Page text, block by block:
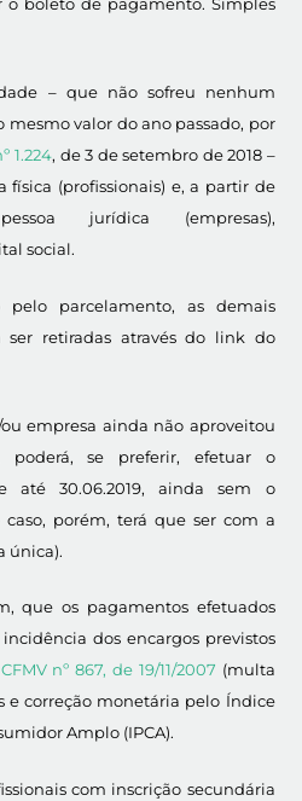
o boleto de pagamento. Simples
– que não sofreu nenhum
valor do ano passado, por
1.224, de 3 de setembro de 2018 –
física (profissionais) e, a partir de
jurídica (empresas),
social.
parcelamento, as demais
ser retiradas através do link do
ou empresa ainda não aproveitou
poderá, se preferir, efetuar o
até 30.06.2019, ainda sem o
caso, porém, terá que ser com a
única).
que os pagamentos efetuados
incidência dos encargos previstos
nº 867, de 19/11/2007 (multa
e correção monetária pelo Índice
Amplo (IPCA).
com inscrição secundária